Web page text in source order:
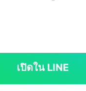
เปิดใน LINE